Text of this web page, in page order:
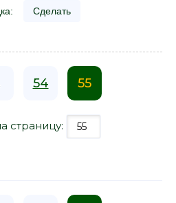
Сделать
54 55
страницу: